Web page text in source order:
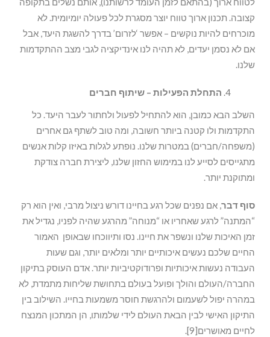
קצובה. תכנון ארוך טווח יוצר מסגרת לכל פעולה יומיומית. לא
מוכרחים להיות נוקשים – אפשר ‘לזרום’ בדרך להשגת היעד, אבל
אם לא נסמן יעדים, לא תהיה לנו אינדיקציה לגבי מצב ההתקדמות
שלנו.
התחלת הפעילות – שיתוף חברים
השלב הבא כמובן, הוא להתחיל לפעול ולחתור לעבר היעד. כל
התקדמות ולו קטנה ביותר חשובה, ומה טוב לשתף גם אחרים
(משפחה/חברים) במטרות שלנו. נופתע לגלות באיזו קלות אנשים
מתגייסים לסייע לנו במימוש החזון שלנו, ליצירת חברה צודקת
ומתוקנת יותר.
סוף דבר, אם נפנים שכל רגע בחיינו דורש ניצול מרבי, ואין הוא רק
“המתנה” לרגע שאחריו או “מנוחה” מהרגע שהיה לפניו, נגדיל את
זמן האיכות שלנו ונשפר את חיינו. נסו ותיווכחו שבאופן האמור
החיים שלכם נעשים איכותיים יותר ומלאים יותר, וגם שעות
העבודה נעשות איכותיות ופרודוקטיביות יותר. אדם העוסק בתיקון
החברה/העולם והולך ופועל בעולם בתחושת שליחות מתמדת, לא
במהרה יפול לשעמום ולהרגשת חוסר משמעות בחייו. השילוב בין
התיקון האישי לבין הבאת העולם לידי שלמותו, הן המתכון המנצח
לחיים מאושרים[9].